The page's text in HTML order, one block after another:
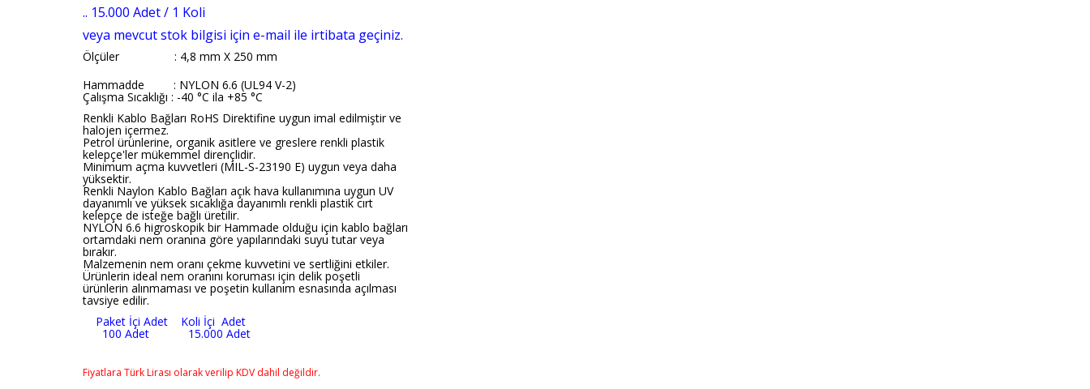
.. 15.000 Adet / 1 Koli
veya mevcut stok bilgisi için e-mail ile irtibata geçiniz.
Ölçüler
: 4,8 mm X 250 mm
Hammadde : NYLON 6.6 (UL94 V-2)
Çalışma Sıcaklığı : -40 °C ila +85 °C
Renkli Kablo Bağları RoHS Direktifine uygun imal edilmiştir ve
halojen içermez.
Petrol ürünlerine, organik asitlere ve greslere renkli plastik
kelepçe'ler mükemmel dirençlidir.
Minimum açma kuvvetleri (MIL-S-23190 E) uygun veya daha
yüksektir.
Renkli Naylon Kablo Bağları açık hava kullanımına uygun UV
dayanımlı ve yüksek sıcaklığa dayanımlı renkli plastik cırt
kelepçe de isteğe bağlı üretilir.
NYLON 6.6 higroskopik bir Hammade olduğu için kablo bağları
ortamdaki nem oranına göre yapılarındaki suyu tutar veya
bırakır.
Malzemenin nem oranı çekme kuvvetini ve sertliğini etkiler.
Ürünlerin ideal nem oranını koruması için delik poşetli
ürünlerin alınmaması ve poşetin kullanım esnasında açılması
tavsiye edilir.
Paket İçi Adet Koli İçi Adet
100 Adet 15.000 Adet
Fiyatlara Türk Lirası olarak verilip KDV dahil değildir.